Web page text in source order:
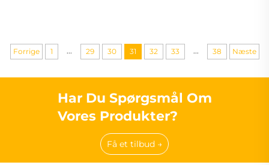
Forrige 1 ... 29 30 31 32 33 ... 38 Næste
Har Du Spørgsmål Om
Vores Produkter?
Få et tilbud →